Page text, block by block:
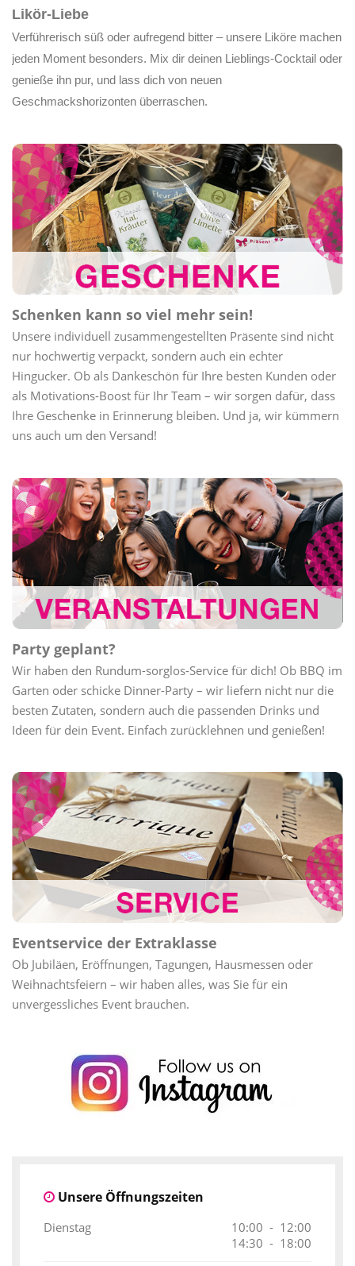
Likör-Liebe
Verführerisch süß oder aufregend bitter – unsere Liköre machen
jeden Moment besonders. Mix dir deinen Lieblings-Cocktail oder
genieße ihn pur, und lass dich von neuen
Geschmackshorizonten überraschen.
Schenken kann so viel mehr sein!
Unsere individuell zusammengestellten Präsente sind nicht
nur hochwertig verpackt, sondern auch ein echter
Hingucker. Ob als Dankeschön für Ihre besten Kunden oder
als Motivations-Boost für Ihr Team – wir sorgen dafür, dass
Ihre Geschenke in Erinnerung bleiben. Und ja, wir kümmern
uns auch um den Versand!
Party geplant?
Wir haben den Rundum-sorglos-Service für dich! Ob BBQ im
Garten oder schicke Dinner-Party – wir liefern nicht nur die
besten Zutaten, sondern auch die passenden Drinks und
Ideen für dein Event. Einfach zurücklehnen und genießen!
Eventservice der Extraklasse
Ob Jubiläen, Eröffnungen, Tagungen, Hausmessen oder
Weihnachtsfeiern – wir haben alles, was Sie für ein
unvergessliches Event brauchen.
Unsere Öffnungszeiten
Dienstag
10:00 - 12:00
14:30 - 18:00